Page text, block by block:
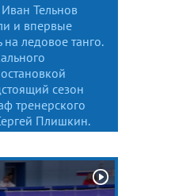
Тельнов
и впервые
ледовое танго.
сезон
тренерского
Плишкин.